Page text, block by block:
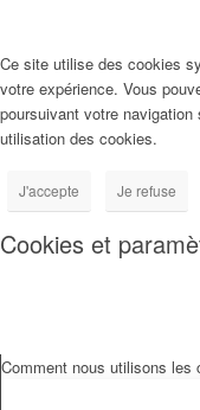
Ce site utilise des cookies
votre expérience. Vous
poursuivant votre
utilisation des cookies.
J'accepte Je refuse
Cookies et
Comment nous utilisons les